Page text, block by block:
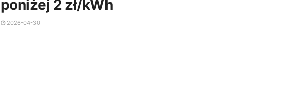
poniżej 2 zł/kWh
2026-04-30